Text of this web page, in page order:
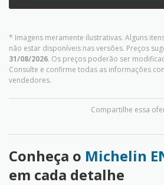
* Imagens meramente ilustrativas. Alguns
não estar disponíveis nas versões. Preços
31/08/2026. Os preços poderão ser
Consulte e confirme todas as informações
vendedores.
Compartilhe essa
Conheça o Michelin
em cada detalhe